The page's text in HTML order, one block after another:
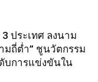
ประเทศ ลงนาม
มถี่ต่ำ” ชูนวัตกรรม
บการแข่งขันใน